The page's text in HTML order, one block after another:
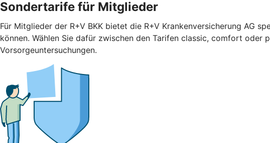
Sondertarife für Mitglieder
Für Mitglieder der R+V BKK bietet die R+V Krankenversicherung AG
können. Wählen Sie dafür zwischen den Tarifen classic, comfort
Vorsorgeuntersuchungen.